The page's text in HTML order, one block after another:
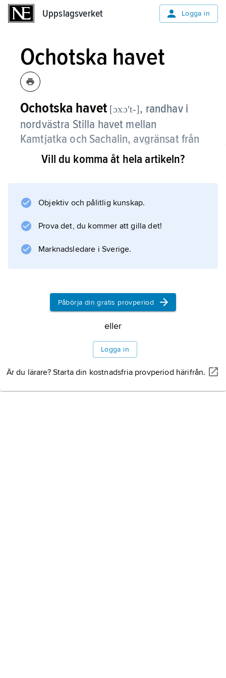
Uppslagsverket Logga in
Ochotska havet
Ochotska havet [ɔxɔʹt-], randhav i
nordvästra Stilla havet mellan
Kamtjatka och Sachalin, avgränsat från
Stilla havet av ökedjan Kurilerna.
; det största djupet är 3 374 m, men
Ochotska havet, varför medeldjupet är endast
971 m.
Information om artikeln
Vill du komma åt hela artikeln?
Objektiv och pålitlig kunskap.
Prova det, du kommer att gilla det!
Marknadsledare i Sverige.
Påbörja din gratis provperiod
eller
Logga in
Är du lärare? Starta din kostnadsfria provperiod härifrån.